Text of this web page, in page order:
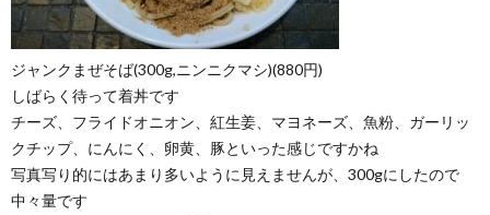
ジャンクまぜそば(300g,ニンニクマシ)(880円)
しばらく待って着丼です
チーズ、フライドオニオン、紅生姜、マヨネーズ、魚粉、ガーリッ
クチップ、にんにく、卵黄、豚といった感じですかね
写真写り的にはあまり多いように見えませんが、300gにしたので
中々量です